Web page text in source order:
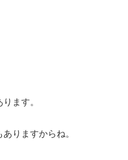
ます。
りますからね。